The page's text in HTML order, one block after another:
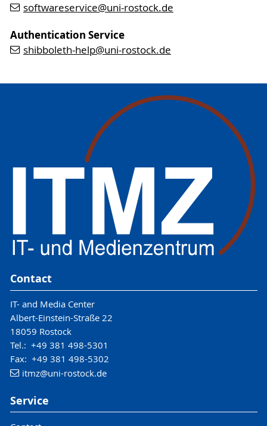
softwareservice@uni-rostock.de
Authentication Service
shibboleth-help@uni-rostock.de
Contact
IT- and Media Center
Albert-Einstein-Straße 22
18059 Rostock
Tel.: +49 381 498-5301
Fax: +49 381 498-5302
itmz@uni-rostock.de
Service